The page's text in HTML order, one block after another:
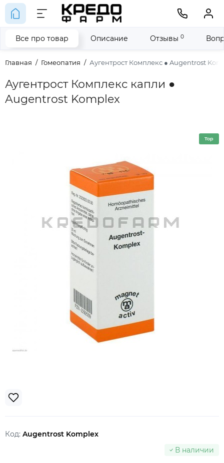
Главная Гомеопатия Аугентрост Комплекс ● Augentrost
Аугентрост Комплекс капли ●
Augentrost Komplex
Все про товар Описание Отзывы 0
Top
Код: Augentrost Komplex
В наличии